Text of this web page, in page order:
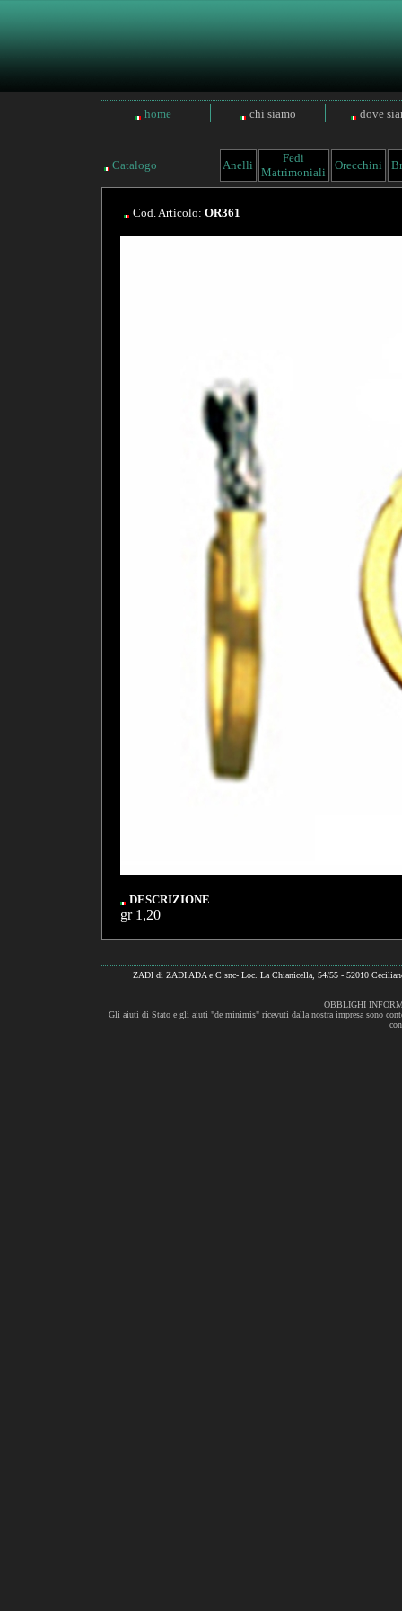
home chi siamo dove
Catalogo Anelli
Fedi
Matrimoniali
Orecchini
Cod. Articolo: OR361
DESCRIZIONE
gr 1,20
ZADI di ZADI ADA e C snc- Loc. La Chianicella, 54/55 - 52010
OBBLIGHI
Gli aiuti di Stato e gli aiuti "de minimis" ricevuti dalla nostra impresa sono